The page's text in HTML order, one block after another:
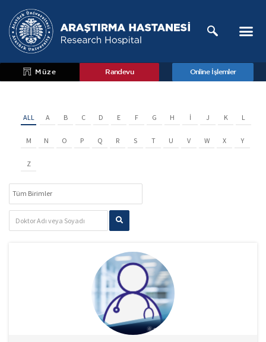
Müze Randevu Online İşlemler
ALL A B C D E F G H I J K L
M N O P Q R S T U V W X Y
Z